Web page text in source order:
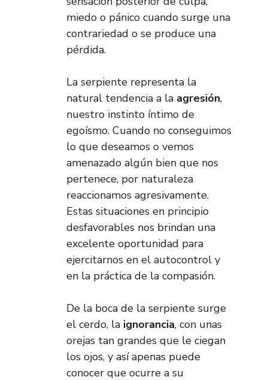
miedo o pánico cuando surge una
contrariedad o se produce una
pérdida.
La serpiente representa la
natural tendencia a la agresión,
nuestro instinto íntimo de
egoísmo. Cuando no conseguimos
lo que deseamos o vemos
amenazado algún bien que nos
pertenece, por naturaleza
reaccionamos agresivamente.
Estas situaciones en principio
desfavorables nos brindan una
excelente oportunidad para
ejercitarnos en el autocontrol y
en la práctica de la compasión.
De la boca de la serpiente surge
el cerdo, la ignorancia, con unas
orejas tan grandes que le ciegan
los ojos, y así apenas puede
conocer que ocurre a su